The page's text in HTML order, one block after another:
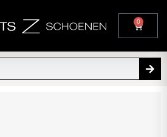
0